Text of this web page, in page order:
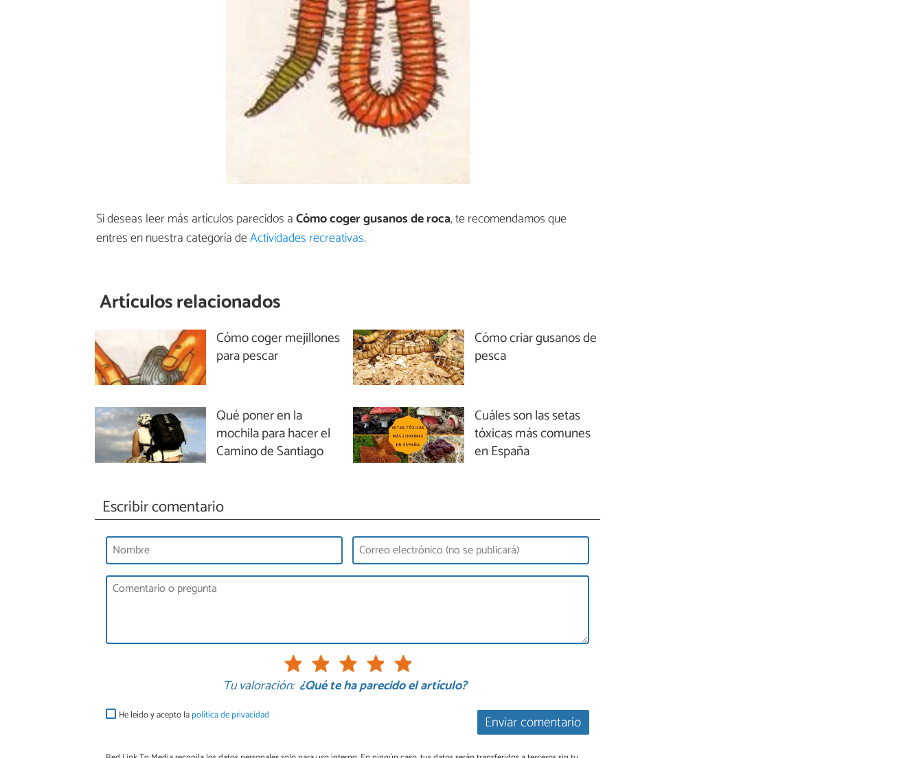
Si deseas leer más artículos parecidos aCómo coger gusanos de roca, te recomendamos que
entres en nuestra categoría deActividades recreativas.
Artículos relacionados
Cómo coger mejillones
para pescar
Cómo criar gusanos de
pesca
Qué poner en la
mochila para hacer el
Camino de Santiago
Cuáles son las setas
tóxicas más comunes
en España
Escribir comentario
Tu valoración: ¿Qué te ha parecido el artículo?
Enviar comentario
He leído y acepto lapolítica de privacidad